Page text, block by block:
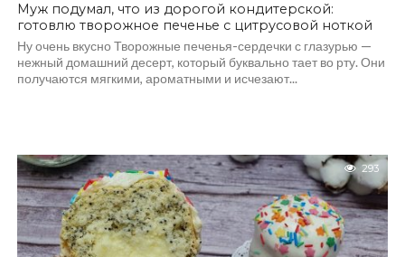
Муж подумал, что из дорогой кондитерской:
готовлю творожное печенье с цитрусовой ноткой
Ну очень вкусно Творожные печенья-сердечки с глазурью —
нежный домашний десерт, который буквально тает во рту. Они
получаются мягкими, ароматными и исчезают...
293